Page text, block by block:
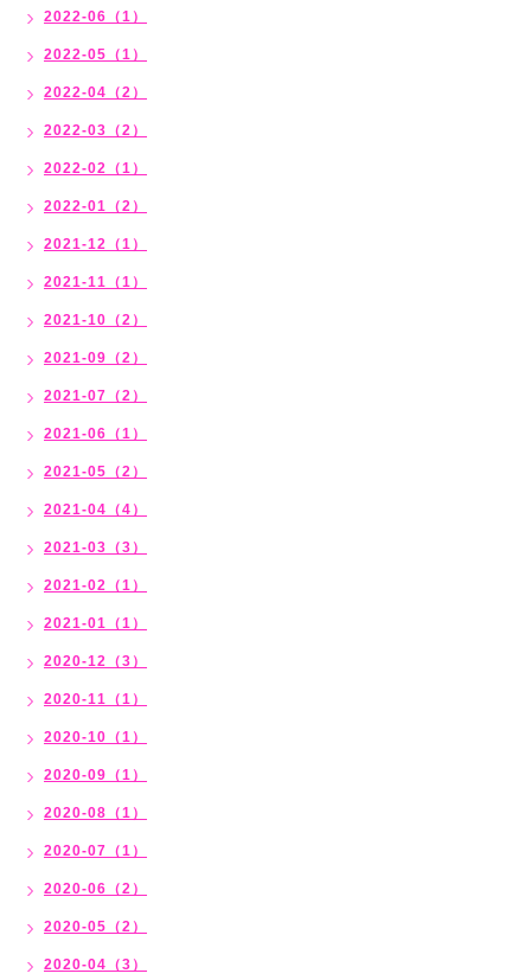
2022-06（1）
2022-05（1）
2022-04（2）
2022-03（2）
2022-02（1）
2022-01（2）
2021-12（1）
2021-11（1）
2021-10（2）
2021-09（2）
2021-07（2）
2021-06（1）
2021-05（2）
2021-04（4）
2021-03（3）
2021-02（1）
2021-01（1）
2020-12（3）
2020-11（1）
2020-10（1）
2020-09（1）
2020-08（1）
2020-07（1）
2020-06（2）
2020-05（2）
2020-04（3）